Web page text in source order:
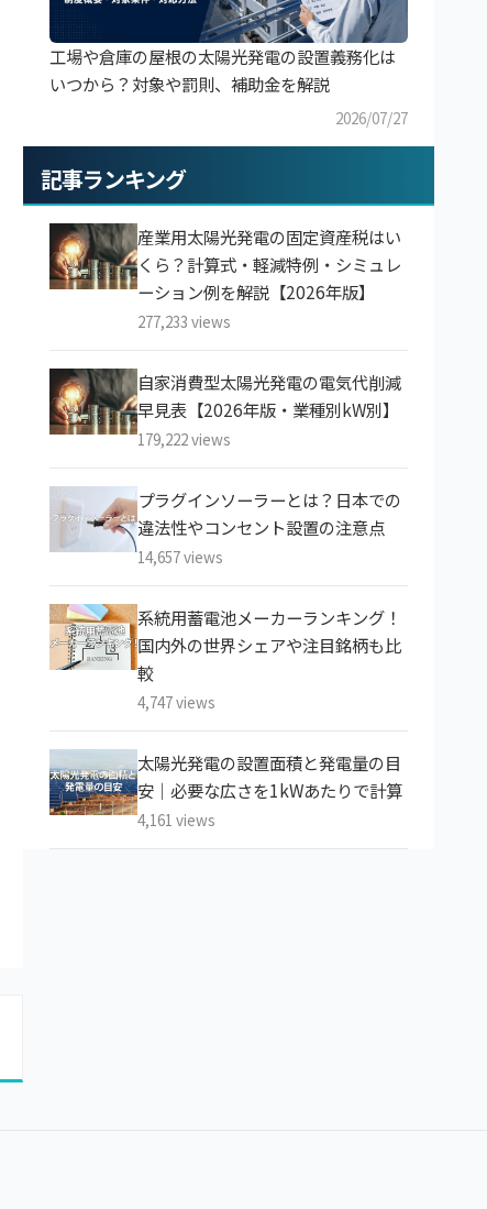
工場や倉庫の屋根の太陽光発電の設置義務化は
いつから？対象や罰則、補助金を解説
2026/07/27
記事ランキング
産業用太陽光発電の固定資産税はい
くら？計算式・軽減特例・シミュレ
ーション例を解説【2026年版】
277,233 views
自家消費型太陽光発電の電気代削減
早見表【2026年版・業種別kW別】
179,222 views
プラグインソーラーとは？日本での
違法性やコンセント設置の注意点
14,657 views
系統用蓄電池メーカーランキング！
国内外の世界シェアや注目銘柄も比
較
4,747 views
太陽光発電の設置面積と発電量の目
安｜必要な広さを1kWあたりで計算
4,161 views